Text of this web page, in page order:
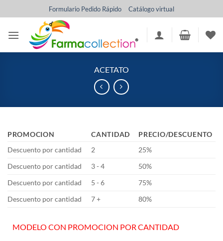
al
contenido
Formulario Pedido Rápido Catálogo virtual
ACETATO
PROMOCION CANTIDAD
PRECIO/DESCUENTO
Descuento por cantidad
2
25%
Descuento por cantidad
3 - 4
50%
Descuento por cantidad
5 - 6
75%
Descuento por cantidad
7 + 80%
MODELO CON PROMOCION POR CANTIDAD